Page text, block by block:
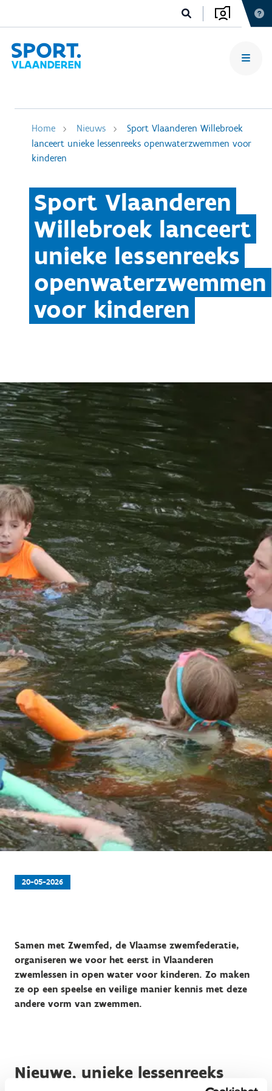
Home Nieuws
Sport Vlaanderen Willebroek
lanceert unieke lessenreeks openwaterzwemmen voor
kinderen
Sport Vlaanderen
Willebroek lanceert
unieke lessenreeks
openwaterzwemmen
voor kinderen
20-05-2026
Samen met Zwemfed, de Vlaamse zwemfederatie,
organiseren we voor het eerst in Vlaanderen
zwemlessen in open water voor kinderen. Zo maken
ze op een speelse en veilige manier kennis met deze
andere vorm van zwemmen.
Nieuwe, unieke lessenreeks